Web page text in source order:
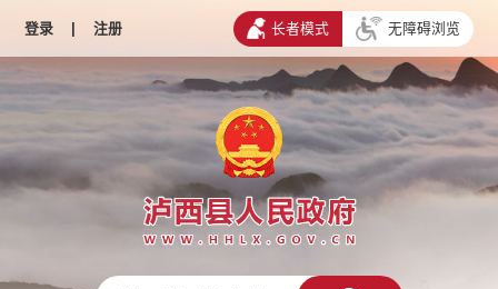
登录 | 注册 长者模式 无障碍浏览